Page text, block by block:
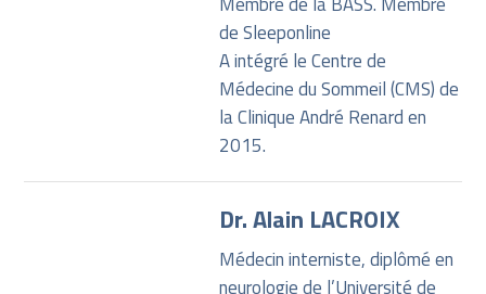
de Sleeponline
A intégré le Centre de
Médecine du Sommeil (CMS) de
la Clinique André Renard en
2015.
Dr. Alain LACROIX
Médecin interniste, diplômé en
neurologie de l’Université de